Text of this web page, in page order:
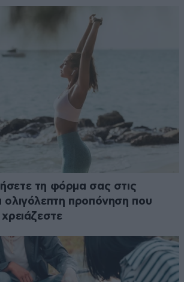
τη φόρμα σας στις
ολιγόλεπτη προπόνηση που